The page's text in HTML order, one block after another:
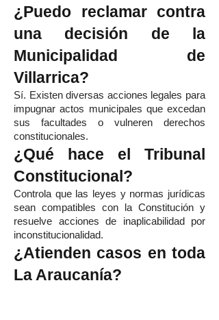
¿Puedo reclamar contra
una decisión de la
Municipalidad de
Villarrica?
Sí. Existen diversas acciones legales para
impugnar actos municipales que excedan
sus facultades o vulneren derechos
constitucionales.
¿Qué hace el Tribunal
Constitucional?
Controla que las leyes y normas jurídicas
sean compatibles con la Constitución y
resuelve acciones de inaplicabilidad por
inconstitucionalidad.
¿Atienden casos en toda
La Araucanía?